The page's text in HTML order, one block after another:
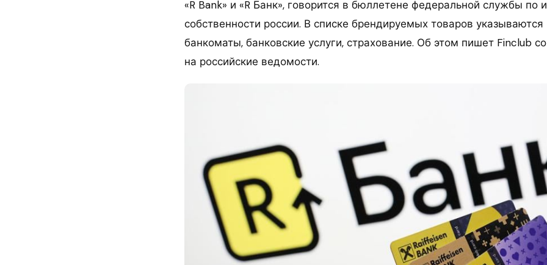
«R Bank» и «R Банк», говорится в бюллетене федеральной службы по
собственности россии. В списке брендируемых товаров
банкоматы, банковские услуги, страхование. Об этом пишет Finclub
на российские ведомости.